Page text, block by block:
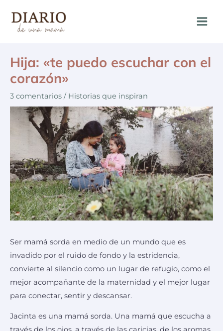
Hija: «te puedo escuchar con el
corazón»
3 comentarios / Historias que inspiran
Ser mamá sorda en medio de un mundo que es
invadido por el ruido de fondo y la estridencia,
convierte al silencio como un lugar de refugio, como el
mejor acompañante de la maternidad y el mejor lugar
para conectar, sentir y descansar.
Jacinta es una mamá sorda. Una mamá que escucha a